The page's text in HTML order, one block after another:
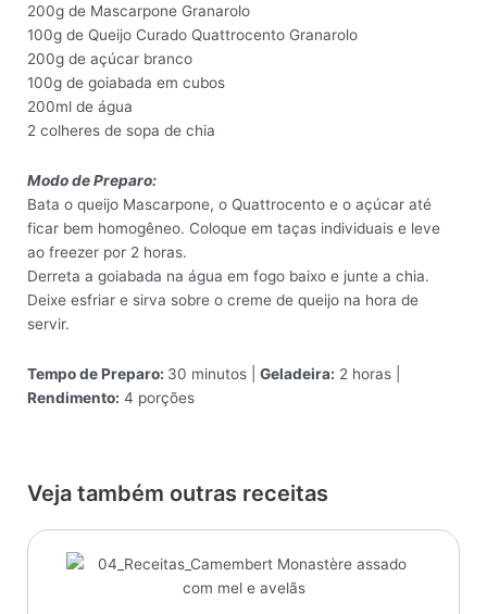
200g de Mascarpone Granarolo
100g de Queijo Curado Quattrocento Granarolo
200g de açúcar branco
100g de goiabada em cubos
200ml de água
2 colheres de sopa de chia
Modo de Preparo:
Bata o queijo Mascarpone, o Quattrocento e o açúcar até
ficar bem homogêneo. Coloque em taças individuais e leve
ao freezer por 2 horas.
Derreta a goiabada na água em fogo baixo e junte a chia.
Deixe esfriar e sirva sobre o creme de queijo na hora de
servir.
Tempo de Preparo: 30 minutos | Geladeira: 2 horas |
Rendimento: 4 porções
Veja também outras receitas